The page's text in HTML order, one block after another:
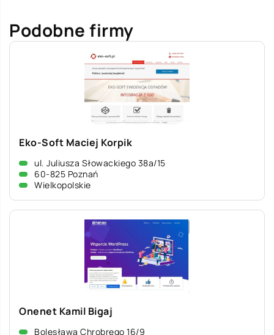
Podobne firmy
Eko-Soft Maciej Korpik
ul. Juliusza Słowackiego 38a/15
60-825 Poznań
Wielkopolskie
Onenet Kamil Bigaj
Bolesława Chrobrego 16/9